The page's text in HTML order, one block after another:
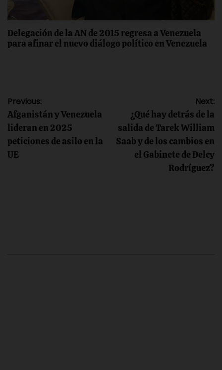
Delegación de la AN de 2015 regresa a Venezuela
para afinar el nuevo diálogo político en Venezuela
Navegación
de
entradas
Previous:
Afganistán y Venezuela
lideran en 2025
peticiones de asilo en la
UE
Next:
¿Qué hay detrás de la
salida de Tarek William
Saab y de los cambios en
el Gabinete de Delcy
Rodríguez?